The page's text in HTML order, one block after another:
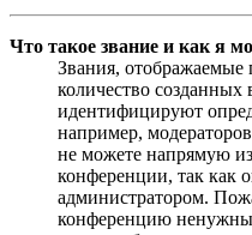
Что такое звание и как я
Звания,
количество
идентифицируют
например,
не можете напрямую
конференции, так как
администратором.
конференцию